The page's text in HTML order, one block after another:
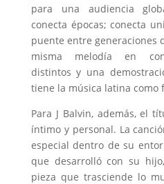
para una audiencia
conecta épocas; conecta
puente entre generaciones
misma melodía en
distintos y una
tiene la música latina como
Para J Balvin, además, el
íntimo y personal. La
especial dentro de su
que desarrolló con su
pieza que trasciende lo